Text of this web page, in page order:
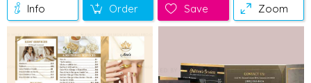
Info Order Save Zoom